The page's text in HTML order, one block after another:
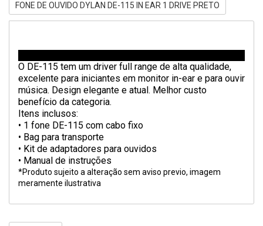
FONE DE OUVIDO DYLAN DE-115 IN EAR 1 DRIVE PRETO
O DE-115 tem um driver full range de alta qualidade,
excelente para iniciantes em monitor in-ear e para ouvir
música. Design elegante e atual. Melhor custo
benefício da categoria.
Itens inclusos:
• 1 fone DE-115 com cabo fixo
• Bag para transporte
• Kit de adaptadores para ouvidos
• Manual de instruções
*Produto sujeito a alteração sem aviso previo, imagem
meramente ilustrativa